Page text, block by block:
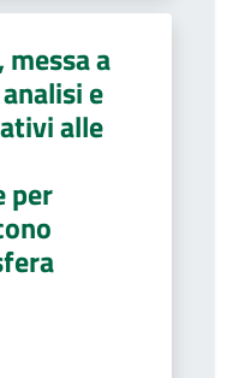
a
e
alle
per